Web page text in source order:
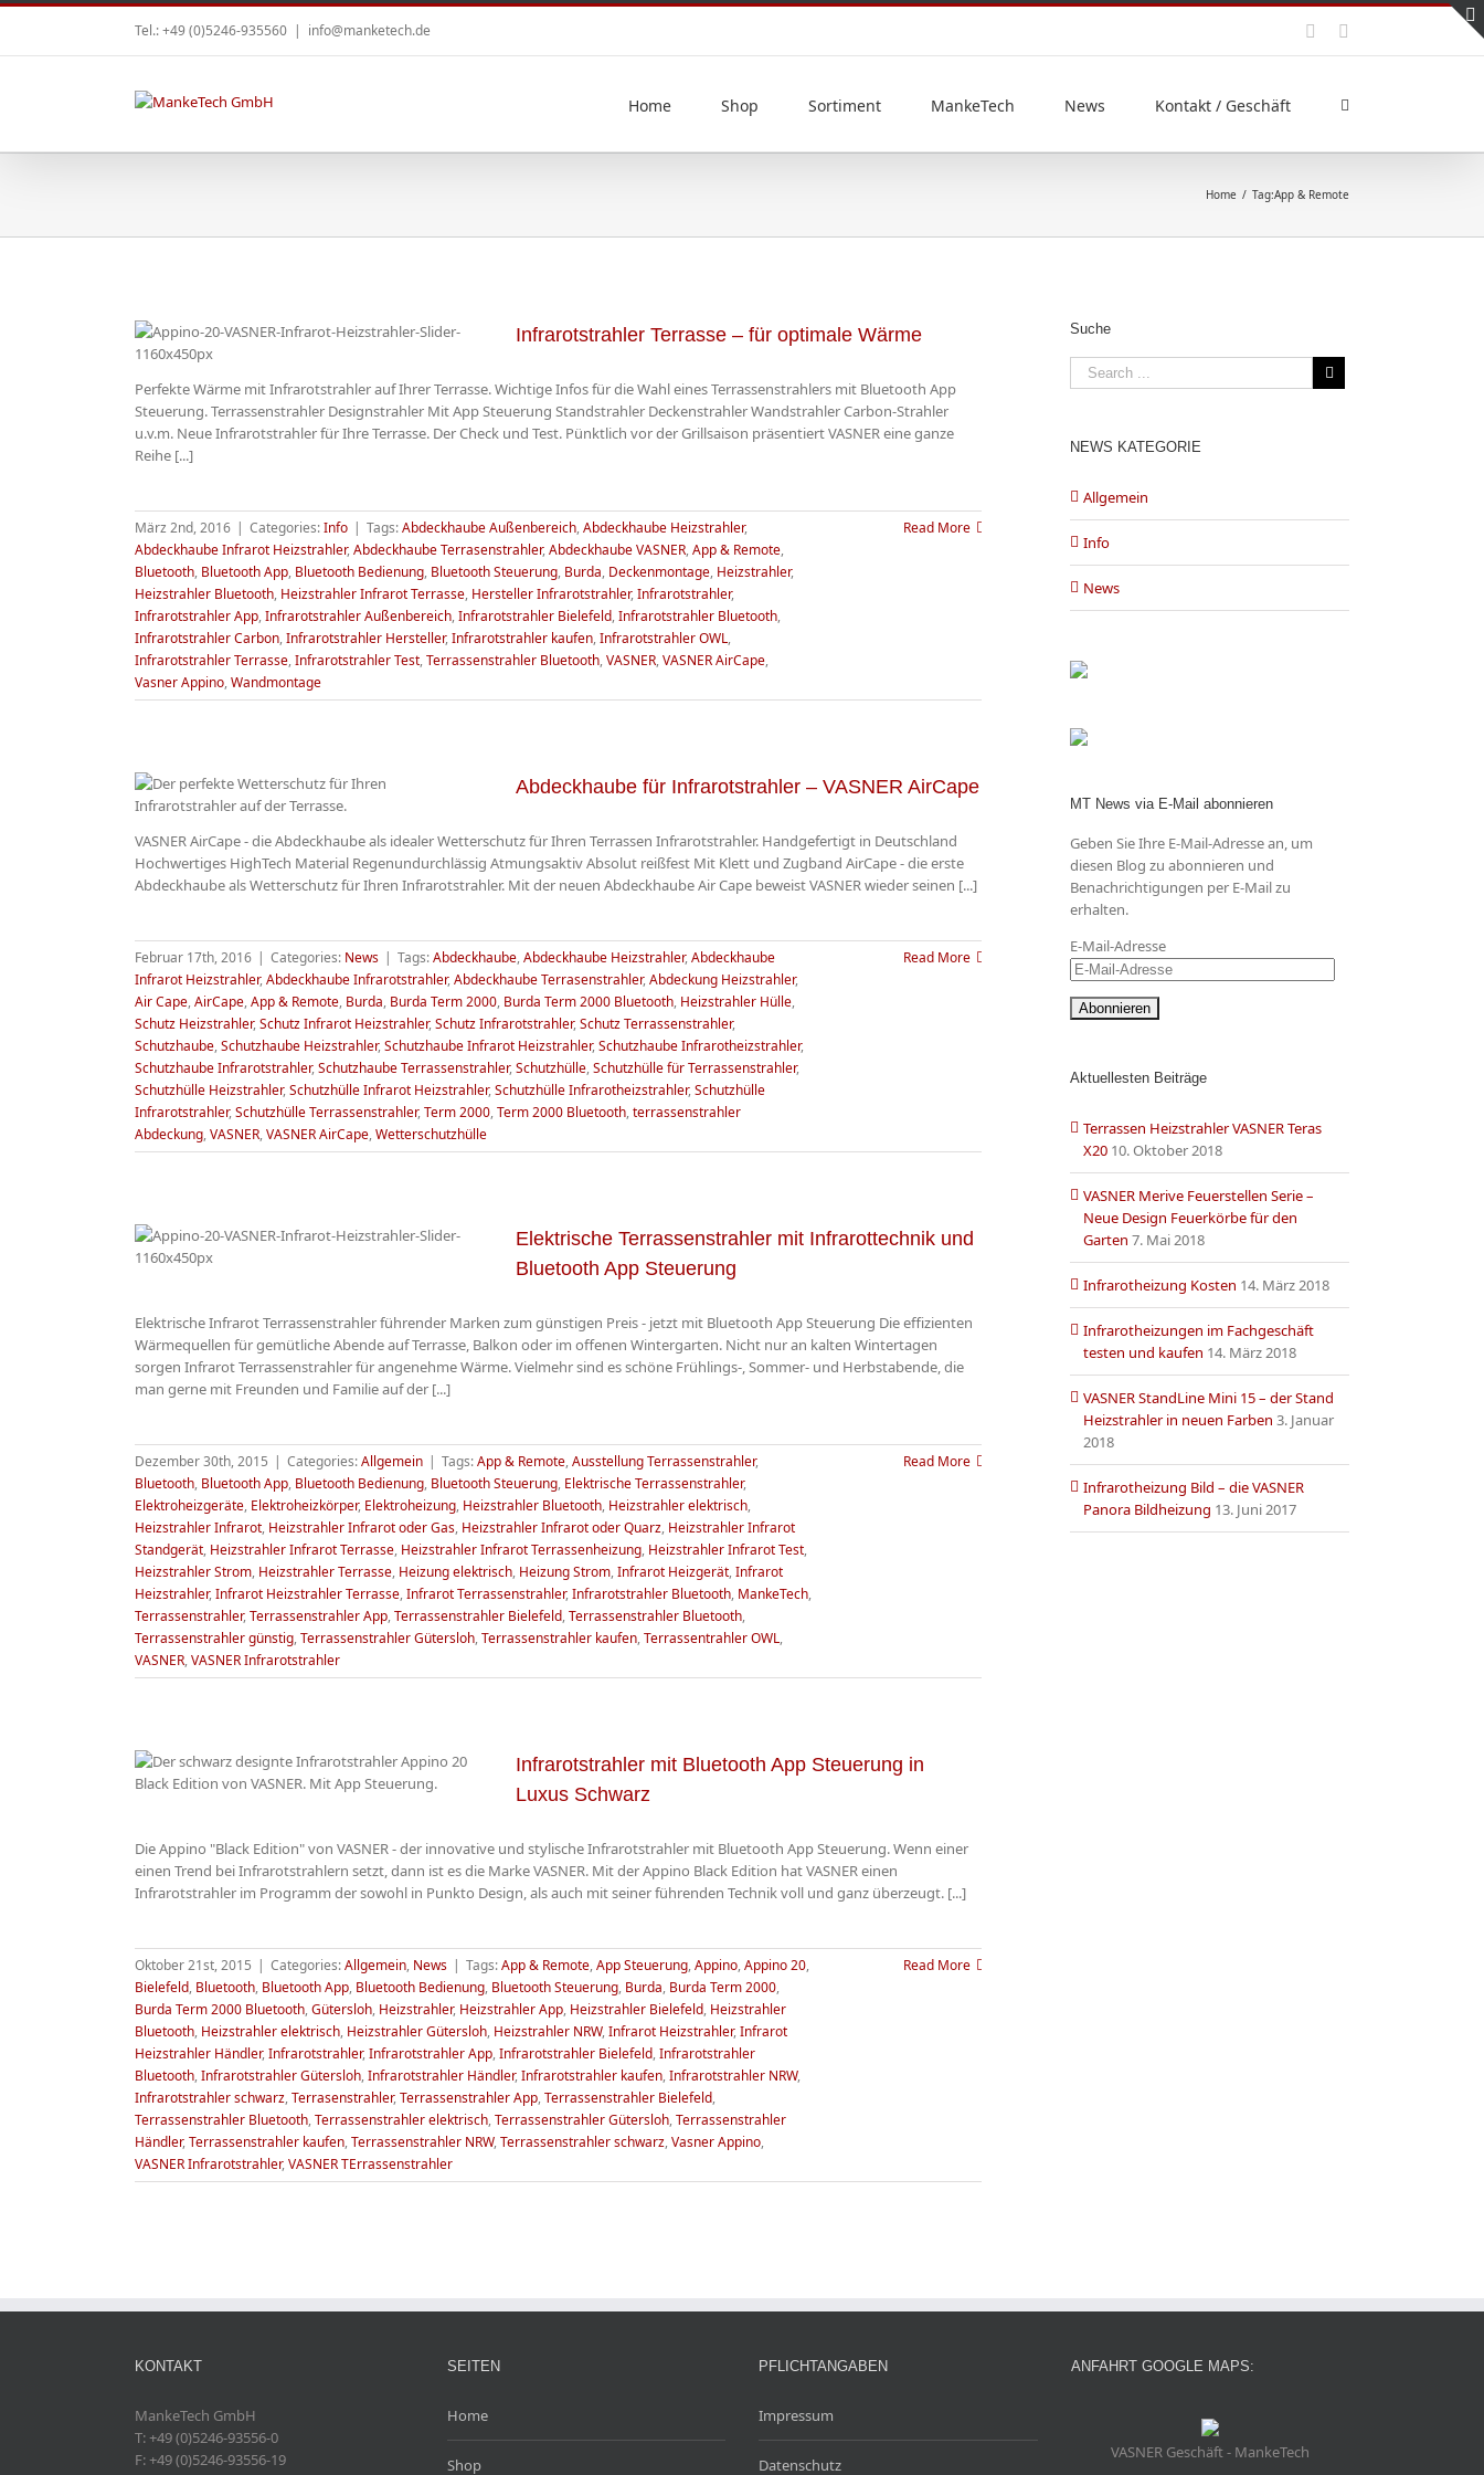
Tel.: +49 (0)5246-935560 | info@manketech.de
Home Shop Sortiment MankeTech News Kontakt / Geschäft
Home / Tag:App & Remote
Infrarotstrahler Terrasse – für optimale Wärme
Perfekte Wärme mit Infrarotstrahler auf Ihrer Terrasse. Wichtige Infos für die Wahl eines Terrassenstrahlers mit Bluetooth App
Steuerung. Terrassenstrahler Designstrahler Mit App Steuerung Standstrahler Deckenstrahler Wandstrahler Carbon-Strahler
u.v.m. Neue Infrarotstrahler für Ihre Terrasse. Der Check und Test. Pünktlich vor der Grillsaison präsentiert VASNER eine ganze
Reihe [...]
März 2nd, 2016 | Categories:Info | Tags:Abdeckhaube Außenbereich,Abdeckhaube Heizstrahler,
Abdeckhaube Infrarot Heizstrahler,Abdeckhaube Terrasenstrahler,Abdeckhaube VASNER,App & Remote,
Bluetooth, Bluetooth App, Bluetooth Bedienung, Bluetooth Steuerung, Burda, Deckenmontage, Heizstrahler,
Heizstrahler Bluetooth, Heizstrahler Infrarot Terrasse, Hersteller Infrarotstrahler,Infrarotstrahler,
Infrarotstrahler App,Infrarotstrahler Außenbereich,Infrarotstrahler Bielefeld,Infrarotstrahler Bluetooth,
Infrarotstrahler Carbon,Infrarotstrahler Hersteller,Infrarotstrahler kaufen,Infrarotstrahler OWL,
Infrarotstrahler Terrasse,Infrarotstrahler Test,Terrassenstrahler Bluetooth,VASNER,VASNER AirCape,
Vasner Appino,Wandmontage
Read More
Abdeckhaube für Infrarotstrahler – VASNER AirCape
VASNER AirCape - die Abdeckhaube als idealer Wetterschutz für Ihren Terrassen Infrarotstrahler. Handgefertigt in Deutschland
Hochwertiges HighTech Material Regenundurchlässig Atmungsaktiv Absolut reißfest Mit Klett und Zugband AirCape - die erste
Abdeckhaube als Wetterschutz für Ihren Infrarotstrahler. Mit der neuen Abdeckhaube Air Cape beweist VASNER wieder seinen [...]
Februar 17th, 2016 | Categories: News | Tags:Abdeckhaube,Abdeckhaube Heizstrahler,Abdeckhaube
Infrarot Heizstrahler,Abdeckhaube Infrarotstrahler,Abdeckhaube Terrasenstrahler,Abdeckung Heizstrahler,
Air Cape,AirCape,App & Remote, Burda, Burda Term 2000, Burda Term 2000 Bluetooth, Heizstrahler Hülle,
Schutz Heizstrahler,Schutz Infrarot Heizstrahler,Schutz Infrarotstrahler,Schutz Terrassenstrahler,
Schutzhaube,Schutzhaube Heizstrahler,Schutzhaube Infrarot Heizstrahler,Schutzhaube Infrarotheizstrahler,
Schutzhaube Infrarotstrahler,Schutzhaube Terrassenstrahler,Schutzhülle,Schutzhülle für Terrassenstrahler,
Schutzhülle Heizstrahler,Schutzhülle Infrarot Heizstrahler,Schutzhülle Infrarotheizstrahler,Schutzhülle
Infrarotstrahler,Schutzhülle Terrassenstrahler,Term 2000,Term 2000 Bluetooth,terrassenstrahler
Abdeckung,VASNER,VASNER AirCape,Wetterschutzhülle
Read More
Elektrische Terrassenstrahler mit Infrarottechnik und
Bluetooth App Steuerung
Elektrische Infrarot Terrassenstrahler führender Marken zum günstigen Preis - jetzt mit Bluetooth App Steuerung Die effizienten
Wärmequellen für gemütliche Abende auf Terrasse, Balkon oder im offenen Wintergarten. Nicht nur an kalten Wintertagen
sorgen Infrarot Terrassenstrahler für angenehme Wärme. Vielmehr sind es schöne Frühlings-, Sommer- und Herbstabende, die
man gerne mit Freunden und Familie auf der [...]
Dezember 30th, 2015 | Categories:Allgemein | Tags:App & Remote,Ausstellung Terrassenstrahler,
Bluetooth, Bluetooth App, Bluetooth Bedienung, Bluetooth Steuerung, Elektrische Terrassenstrahler,
Elektroheizgeräte, Elektroheizkörper, Elektroheizung, Heizstrahler Bluetooth, Heizstrahler elektrisch,
Heizstrahler Infrarot, Heizstrahler Infrarot oder Gas, Heizstrahler Infrarot oder Quarz, Heizstrahler Infrarot
Standgerät, Heizstrahler Infrarot Terrasse, Heizstrahler Infrarot Terrassenheizung, Heizstrahler Infrarot Test,
Heizstrahler Strom, Heizstrahler Terrasse, Heizung elektrisch, Heizung Strom,Infrarot Heizgerät,Infrarot
Heizstrahler,Infrarot Heizstrahler Terrasse,Infrarot Terrassenstrahler,Infrarotstrahler Bluetooth, MankeTech,
Terrassenstrahler,Terrassenstrahler App,Terrassenstrahler Bielefeld,Terrassenstrahler Bluetooth,
Terrassenstrahler günstig,Terrassenstrahler Gütersloh,Terrassenstrahler kaufen,Terrassentrahler OWL,
VASNER,VASNER Infrarotstrahler
Read More
Infrarotstrahler mit Bluetooth App Steuerung in
Luxus Schwarz
Die Appino "Black Edition" von VASNER - der innovative und stylische Infrarotstrahler mit Bluetooth App Steuerung. Wenn einer
einen Trend bei Infrarotstrahlern setzt, dann ist es die Marke VASNER. Mit der Appino Black Edition hat VASNER einen
Infrarotstrahler im Programm der sowohl in Punkto Design, als auch mit seiner führenden Technik voll und ganz überzeugt. [...]
Oktober 21st, 2015 | Categories:Allgemein, News | Tags:App & Remote,App Steuerung,Appino,Appino 20,
Bielefeld, Bluetooth, Bluetooth App, Bluetooth Bedienung, Bluetooth Steuerung, Burda, Burda Term 2000,
Burda Term 2000 Bluetooth,Gütersloh, Heizstrahler, Heizstrahler App, Heizstrahler Bielefeld, Heizstrahler
Bluetooth, Heizstrahler elektrisch, Heizstrahler Gütersloh, Heizstrahler NRW,Infrarot Heizstrahler,Infrarot
Heizstrahler Händler,Infrarotstrahler,Infrarotstrahler App,Infrarotstrahler Bielefeld,Infrarotstrahler
Bluetooth,Infrarotstrahler Gütersloh,Infrarotstrahler Händler,Infrarotstrahler kaufen,Infrarotstrahler NRW,
Infrarotstrahler schwarz,Terrasenstrahler,Terrassenstrahler App,Terrassenstrahler Bielefeld,
Terrassenstrahler Bluetooth,Terrassenstrahler elektrisch,Terrassenstrahler Gütersloh,Terrassenstrahler
Händler,Terrassenstrahler kaufen,Terrassenstrahler NRW,Terrassenstrahler schwarz,Vasner Appino,
VASNER Infrarotstrahler,VASNER TErrassenstrahler
Read More
Suche
NEWS KATEGORIE
Allgemein
Info
News
MT News via E-Mail abonnieren
Geben Sie Ihre E-Mail-Adresse an, um
diesen Blog zu abonnieren und
Benachrichtigungen per E-Mail zu
erhalten.
E-Mail-Adresse
Aktuellesten Beiträge
Terrassen Heizstrahler VASNER Teras
X20 10. Oktober 2018
VASNER Merive Feuerstellen Serie –
Neue Design Feuerkörbe für den
Garten 7. Mai 2018
Infrarotheizung Kosten 14. März 2018
Infrarotheizungen im Fachgeschäft
testen und kaufen 14. März 2018
VASNER StandLine Mini 15 – der Stand
Heizstrahler in neuen Farben 3. Januar
2018
Infrarotheizung Bild – die VASNER
Panora Bildheizung 13. Juni 2017
KONTAKT
MankeTech GmbH
T: +49 (0)5246-93556-0
F: +49 (0)5246-93556-19
SEITEN
Home
Shop
PFLICHTANGABEN
Impressum
Datenschutz
ANFAHRT GOOGLE MAPS:
VASNER Geschäft - MankeTech